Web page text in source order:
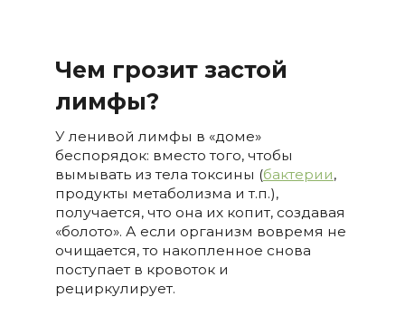
Чем грозит застой
лимфы?
У ленивой лимфы в «доме»
беспорядок: вместо того, чтобы
вымывать из тела токсины (бактерии,
продукты метаболизма и т.п.),
получается, что она их копит, создавая
«болото». А если организм вовремя не
очищается, то накопленное снова
поступает в кровоток и
рециркулирует.